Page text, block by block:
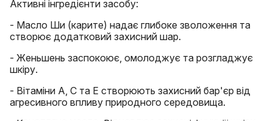
Активні інгредієнти засобу:
- Масло Ши (карите) надає глибоке зволоження та
створює додатковий захисний шар.
- Женьшень заспокоює, омолоджує та розгладжує
шкіру.
- Вітаміни А, С та Е створюють захисний бар'єр від
агресивного впливу природного середовища.